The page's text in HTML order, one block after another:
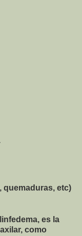
quemaduras, etc)
es la
como